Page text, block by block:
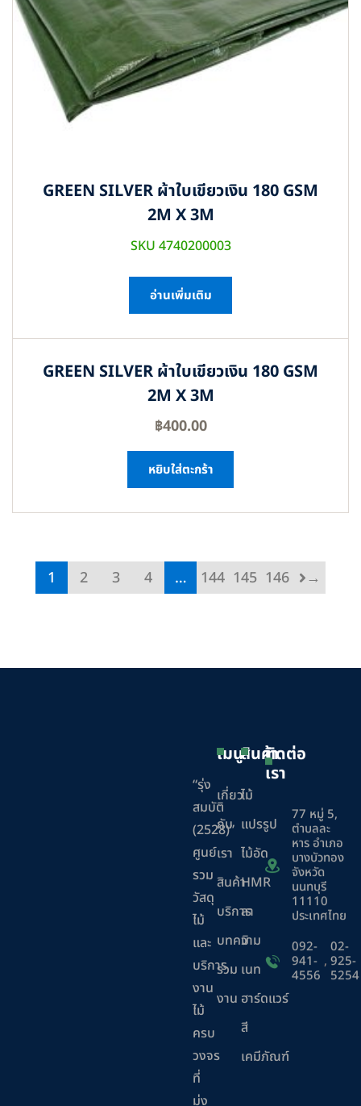
GREEN SILVER ผ้าใบเขียวเงิน 180 GSM
2M X 3M
SKU 4740200003
อ่านเพิ่มเติม
GREEN SILVER ผ้าใบเขียวเงิน 180 GSM
2M X 3M
฿400.00
หยิบใส่ตะกร้า
1 2 3 4 … 144 145 146 →
“รุ่ง
สมบัติ
(2528)”
ศูนย์
รวม
วัสดุ
ไม้
และ
บริการ
งาน
ไม้
ครบ
วงจร
ที่
มุ่ง
เมนู
เกี่ยว
กับ
เรา
สินค้า
บริการ
บทความ
ร่วม
งาน
สินค้า
ไม้
แปรรูป
ไม้อัด
HMR
ลา
มิ
เนท
ฮาร์ดแวร์
สี
เคมีภัณฑ์
ติดต่อ
เรา
77 หมู่ 5,
ตำบลละ
หาร อำเภอ
บางบัวทอง
จังหวัด
นนทบุรี
11110
ประเทศไทย
092-
941-
4556
,
02-
925-
5254